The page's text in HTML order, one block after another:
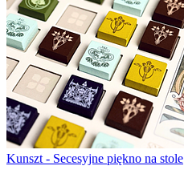
Kunszt - Secesyjne piękno na stole